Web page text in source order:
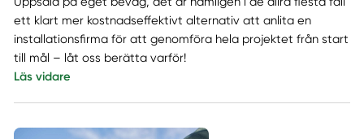
ett klart mer kostnadseffektivt alternativ att anlita en
installationsfirma för att genomföra hela projektet från start
till mål – låt oss berätta varför!
Läs vidare